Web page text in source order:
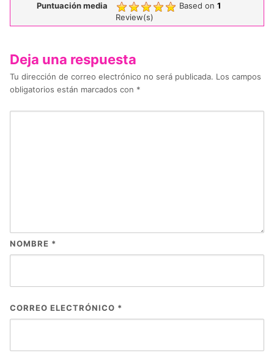
Puntuación media
Based on1
Review(s)
Deja una respuesta
Tu dirección de correo electrónico no será publicada. Los campos
obligatorios están marcados con *
NOMBRE *
CORREO ELECTRÓNICO *